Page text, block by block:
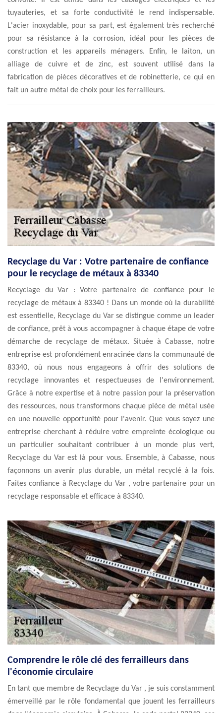
tuyauteries, et sa forte conductivité le rend indispensable.
L'acier inoxydable, pour sa part, est également très recherché
pour sa résistance à la corrosion, idéal pour les pièces de
construction et les appareils ménagers. Enfin, le laiton, un
alliage de cuivre et de zinc, est souvent utilisé dans la
fabrication de pièces décoratives et de robinetterie, ce qui en
fait un autre métal de choix pour les ferrailleurs.
Recyclage du Var : Votre partenaire de confiance
pour le recyclage de métaux à 83340
Recyclage du Var : Votre partenaire de confiance pour le
recyclage de métaux à 83340 ! Dans un monde où la durabilité
est essentielle, Recyclage du Var se distingue comme un leader
de confiance, prêt à vous accompagner à chaque étape de votre
démarche de recyclage de métaux. Située à Cabasse, notre
entreprise est profondément enracinée dans la communauté de
83340, où nous nous engageons à offrir des solutions de
recyclage innovantes et respectueuses de l'environnement.
Grâce à notre expertise et à notre passion pour la préservation
des ressources, nous transformons chaque pièce de métal usée
en une nouvelle opportunité pour l'avenir. Que vous soyez une
entreprise cherchant à réduire votre empreinte écologique ou
un particulier souhaitant contribuer à un monde plus vert,
Recyclage du Var est là pour vous. Ensemble, à Cabasse, nous
façonnons un avenir plus durable, un métal recyclé à la fois.
Faites confiance à Recyclage du Var , votre partenaire pour un
recyclage responsable et efficace à 83340.
Comprendre le rôle clé des ferrailleurs dans
l'économie circulaire
En tant que membre de Recyclage du Var , je suis constamment
émerveillé par le rôle fondamental que jouent les ferrailleurs